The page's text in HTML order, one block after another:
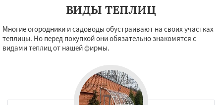
ВИДЫ ТЕПЛИЦ
Многие огородники и садоводы обустраивают на своих участках
теплицы. Но перед покупкой они обязательно знакомятся с
видами теплиц от нашей фирмы.